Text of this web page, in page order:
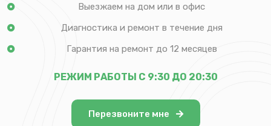
Выезжаем на дом или в офис
Диагностика и ремонт в течение дня
Гарантия на ремонт до 12 месяцев
РЕЖИМ РАБОТЫ С 9:30 ДО 20:30
Перезвоните мне